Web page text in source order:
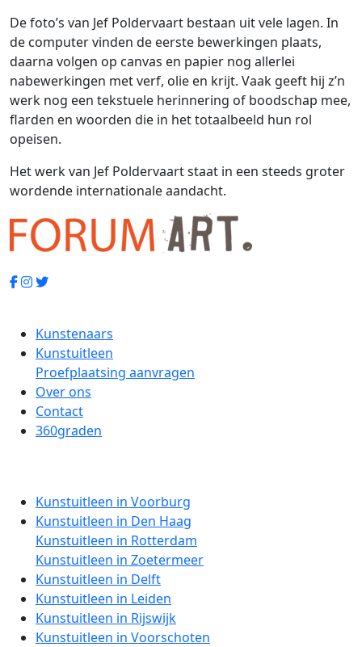
De foto’s van Jef Poldervaart bestaan uit vele lagen. In
de computer vinden de eerste bewerkingen plaats,
daarna volgen op canvas en papier nog allerlei
nabewerkingen met verf, olie en krijt. Vaak geeft hij z’n
werk nog een tekstuele herinnering of boodschap mee,
flarden en woorden die in het totaalbeeld hun rol
opeisen.
Het werk van Jef Poldervaart staat in een steeds groter
wordende internationale aandacht.
Kunstenaars
Kunstuitleen
Proefplaatsing aanvragen
Over ons
Contact
360graden
Kunstuitleen in Voorburg
Kunstuitleen in Den Haag
Kunstuitleen in Rotterdam
Kunstuitleen in Zoetermeer
Kunstuitleen in Delft
Kunstuitleen in Leiden
Kunstuitleen in Rijswijk
Kunstuitleen in Voorschoten